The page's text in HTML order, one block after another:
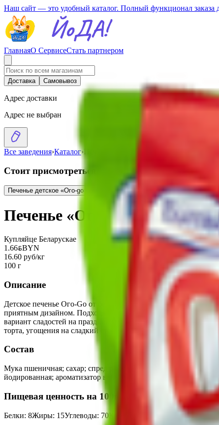
Наш сайт — это удобный каталог. Полный функционал
ГлавнаяО СервисеСтать партнером
Доставка Самовывоз
Адрес доставки
Адрес не выбран
Все заведения›Каталог›Печенье «Ого-го» шоколадное детское
Стоит присмотреться
Печенье детское «Ого-go» банан 0.92BYNBYN Печенье сахарное
Печенье «Ого-го»
Купляйце Беларускае
1.66BYNBYN
16.60 руб/кг
100 г
Описание
Детское печенье Ого-Go от белорусской государственной
приятным дизайном. Подходят для быстрого перекуса или
вариант сладостей на праздник и вкусного сладкого
торта, угощения на сладкий стол, детские сладости к чаю.
Состав
Мука пшеничная; сахар; спред растительно-сливочный;
йодированная; ароматизатор ванилин.
Пищевая ценность на 100г
Белки: 8Жиры: 15Углеводы: 70